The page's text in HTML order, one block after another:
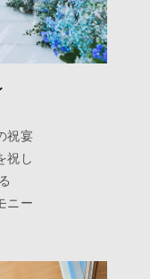
祝宴
祝し
ニー